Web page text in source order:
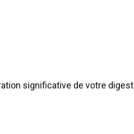
significative de votre